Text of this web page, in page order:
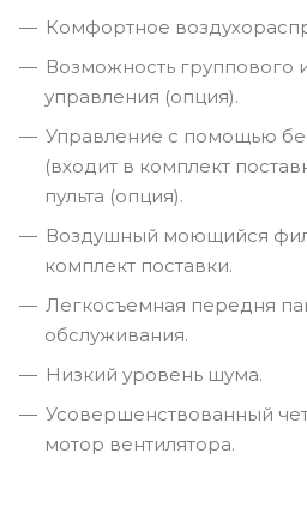
Комфортное
Возможность группового
управления (опция).
Управление с помощью
(входит в комплект
пульта (опция).
Воздушный моющийся
комплект поставки.
Легкосъемная передня
обслуживания.
Низкий уровень шума.
Усовершенствованный
мотор вентилятора.